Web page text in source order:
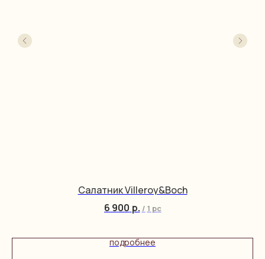
Салатник Villeroy&Boch
6 900 р. / 1 pc
подробнее